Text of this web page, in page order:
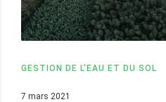
GESTION DE L’EAU ET DU SOL
7 mars 2021